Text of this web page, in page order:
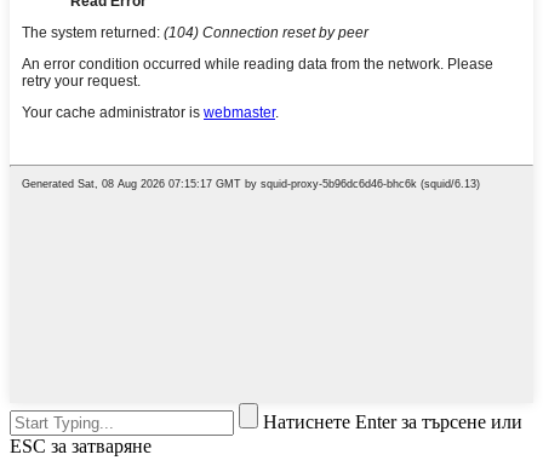
Натиснете Enter за търсене или
ESC за затваряне